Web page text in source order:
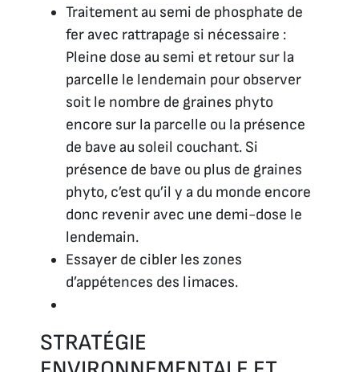
Traitement au semi de phosphate de
fer avec rattrapage si nécessaire :
Pleine dose au semi et retour sur la
parcelle le lendemain pour observer
soit le nombre de graines phyto
encore sur la parcelle ou la présence
de bave au soleil couchant. Si
présence de bave ou plus de graines
phyto, c’est qu’il y a du monde encore
donc revenir avec une demi-dose le
lendemain.
Essayer de cibler les zones
d’appétences des limaces.
STRATÉGIE